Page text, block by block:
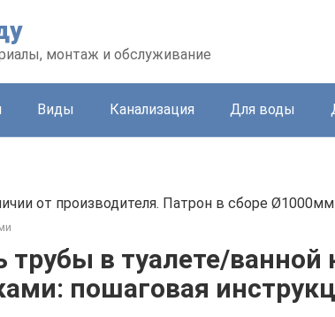
монтаж и обслуживание
Виды Канализация Для воды
от производителя. Патрон в сборе
трубы в туалете/ванной
пошаговая